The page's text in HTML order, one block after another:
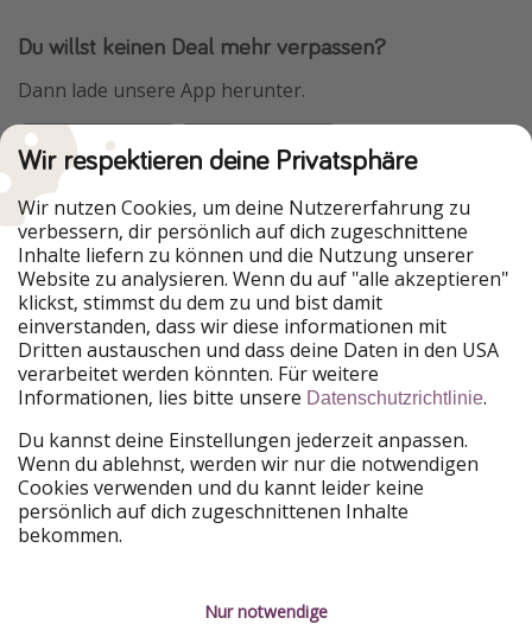
Du willst keinen Deal mehr verpassen?
Dann lade unsere App herunter.
Urlaubspiraten ist Teil der HolidayPirates Group
Unsere Märkte
PiratinViaggio
HolidayPirates
VakantiePiraten
WakacyjniPiraci
VoyagesPirates
Ferienpiraten
Urlaubspiraten
ViajerosPiratas
TravelPirates
HolidayPirates Group
Lerne uns kennen
Über uns
Rechtliches
Wir respektieren deine Privatsphäre
Wir nutzen Cookies, um deine Nutzererfahrung zu
verbessern, dir persönlich auf dich zugeschnittene
Inhalte liefern zu können und die Nutzung unserer
Website zu analysieren. Wenn du auf "alle akzeptieren"
klickst, stimmst du dem zu und bist damit
einverstanden, dass wir diese informationen mit
Dritten austauschen und dass deine Daten in den USA
verarbeitet werden könnten. Für weitere
Informationen, lies bitte unsere Datenschutzrichtlinie.
Du kannst deine Einstellungen jederzeit anpassen.
Wenn du ablehnst, werden wir nur die notwendigen
Cookies verwenden und du kannt leider keine
persönlich auf dich zugeschnittenen Inhalte
bekommen.
Nur notwendige